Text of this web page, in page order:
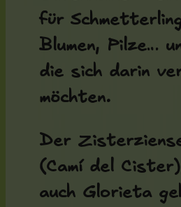
für
Blumen, Pilze…
die sich darin
möchten.
Der
(Camí del
auch Glorieta